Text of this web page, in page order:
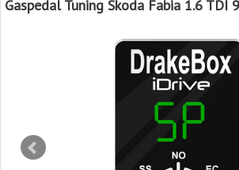
Gaspedal Tuning Skoda Fabia 1.6 TDI